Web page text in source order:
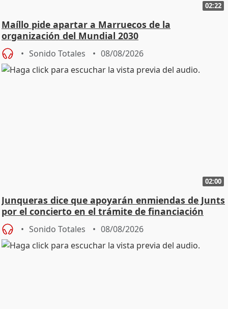
02:22
Maíllo pide apartar a Marruecos de la
organización del Mundial 2030
Sonido Totales 08/08/2026
02:00
Junqueras dice que apoyarán enmiendas de Junts
por el concierto en el trámite de financiación
Sonido Totales 08/08/2026